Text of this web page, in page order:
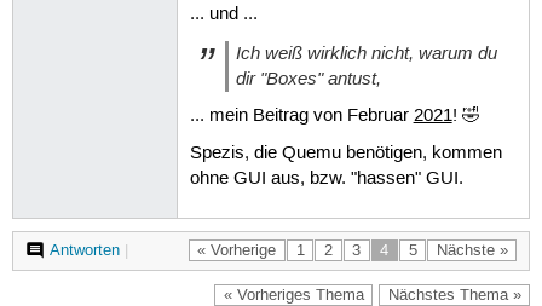
... und ...
Ich weiß wirklich nicht, warum du
dir "Boxes" antust,
... mein Beitrag von Februar 2021! 🤣
Spezis, die Quemu benötigen, kommen
ohne GUI aus, bzw. "hassen" GUI.
« Vorherige 1 2 3 4 5 Nächste »
Antworten|
« Vorheriges Thema Nächstes Thema »